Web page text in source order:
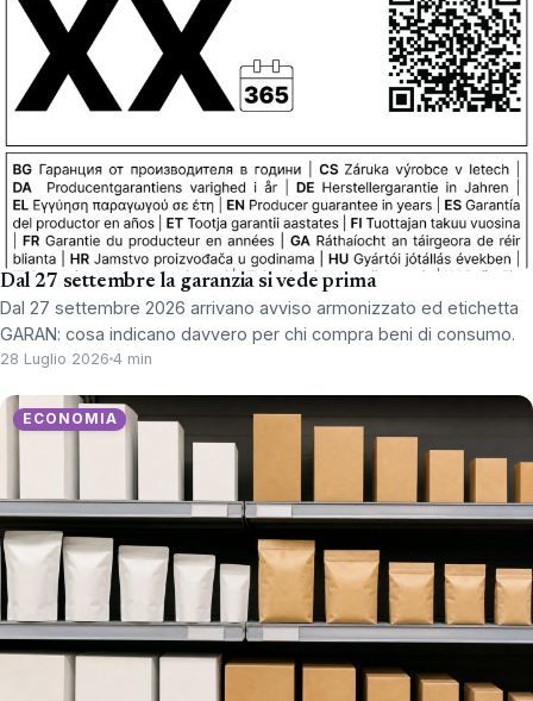
Dal 27 settembre la garanzia si vede prima
Dal 27 settembre 2026 arrivano avviso armonizzato ed etichetta
GARAN: cosa indicano davvero per chi compra beni di consumo.
28 Luglio 2026 4 min
ECONOMIA